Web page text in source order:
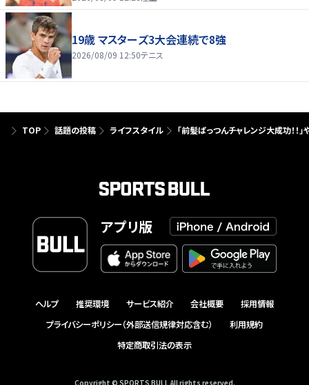
19歳 マスターズ3大会連続で8強
2026/08/09 12:50テニス
TOP 話題の投稿 ライフスタイル 「前髪ぱっつんチャレンジ大成功！！
アプリ版
ヘルプ 推奨環境 サービス紹介 会社概要
採用情報
プライバシーポリシー（外部送信規律対応含む）
利用規約
特定商取引法の表示
Copyright © SPORTS BULL All rights reserved.